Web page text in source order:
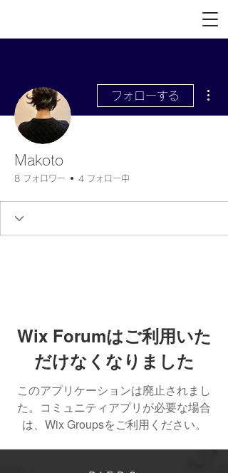
フォローする
Makoto
8 フォロワー 4 フォロー中
Wix Forumはご利用いた
だけなくなりました
このアプリケーションは廃止されまし
た。コミュニティアプリが必要な場合
は、Wix Groupsをご利用ください。